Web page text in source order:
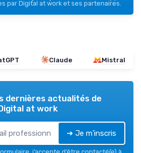
par Digital at work et ses partenaires.
Claude Mistral
dernières actualités de
at work
➔ Je m'inscris